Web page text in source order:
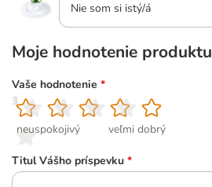
Nie som si istý/á
Moje hodnotenie produktu
Vaše hodnotenie *
1
neuspokojivý
2
3
4
5
veľmi dobrý
Titul Vášho príspevku *